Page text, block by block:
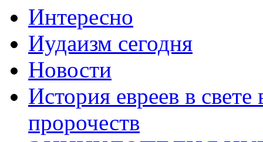
Интересно
Иудаизм сегодня
Новости
История евреев в
пророчеств